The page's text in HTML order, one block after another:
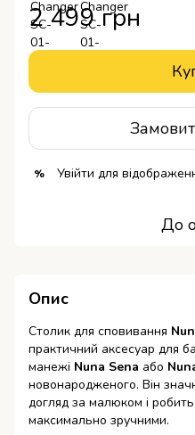
2 499 грн
% Увійти для
До
Опис
Столик для сповивання
практичний аксесуар для
манежі Nuna Sena або
новонародженого. Він
догляд за малюком і робить
максимально зручними.